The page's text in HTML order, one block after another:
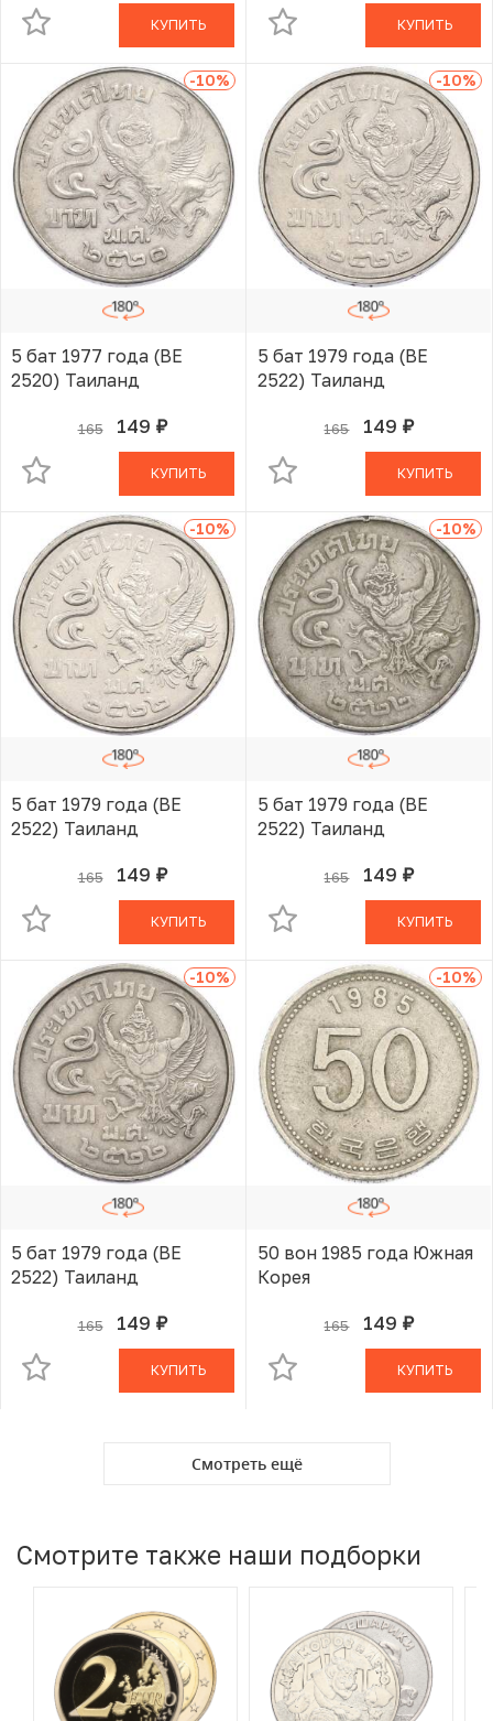
КУПИТЬ КУПИТЬ
-10%
5 бат 1977 года (BE
2520) Таиланд
165 149 руб.
В КОРЗИНЕ
КУПИТЬ
-10%
5 бат 1979 года (BE
2522) Таиланд
165 149 руб.
В КОРЗИНЕ
КУПИТЬ
-10%
5 бат 1979 года (BE
2522) Таиланд
165 149 руб.
В КОРЗИНЕ
КУПИТЬ
-10%
5 бат 1979 года (BE
2522) Таиланд
165 149 руб.
В КОРЗИНЕ
КУПИТЬ
-10%
5 бат 1979 года (BE
2522) Таиланд
165 149 руб.
В КОРЗИНЕ
КУПИТЬ
-10%
50 вон 1985 года Южная
Корея
165 149 руб.
В КОРЗИНЕ
КУПИТЬ
Смотреть ещё
Смотрите также наши подборки